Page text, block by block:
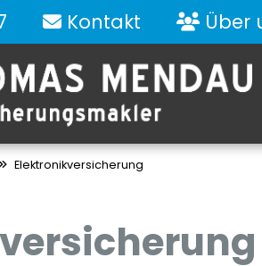
Kontakt Über
Elektronikversicherung